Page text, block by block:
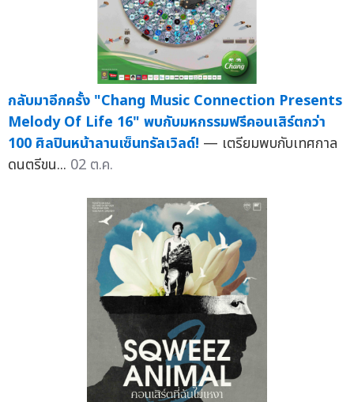
กลับมาอีกครั้ง "Chang Music Connection Presents
Melody Of Life 16" พบกับมหกรรมฟรีคอนเสิร์ตกว่า
100 ศิลปินหน้าลานเซ็นทรัลเวิลด์! — เตรียมพบกับเทศกาล
ดนตรีขน... 02 ต.ค.